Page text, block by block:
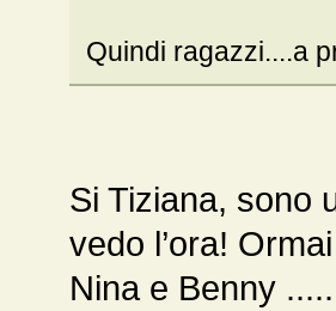
Quindi ragazzi....a
Si Tiziana, sono
vedo l’ora!
Nina e Benny